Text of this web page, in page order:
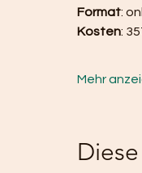
Format:
Kosten:
Mehr